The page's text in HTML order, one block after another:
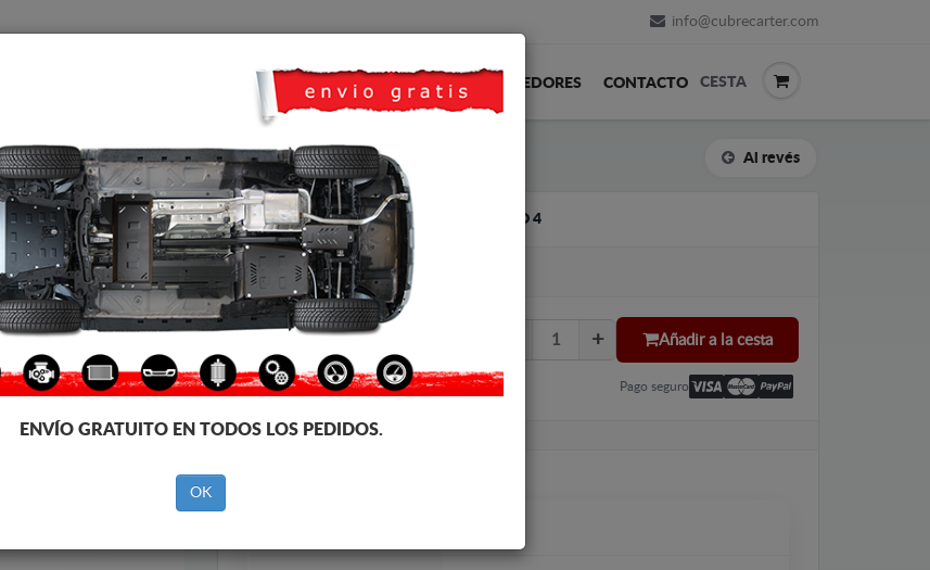
info@cubrecarter.com
TRANSPORTE FEEDBACK REVENDEDORES CONTACTO CESTA
Al revés
CUBRE CÁRTER METALICO SEAT TOLEDO 4
Código de producto: 30.148
161
IVA incl.
Añadir a la cesta
Pago seguro
ENVÍO GRATUITO EN TODOS LOS PEDIDOS.
OK